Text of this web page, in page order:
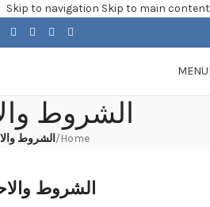
Skip to navigation Skip to main content
MENU
الشروط
Home
/ الشروط
الشروط